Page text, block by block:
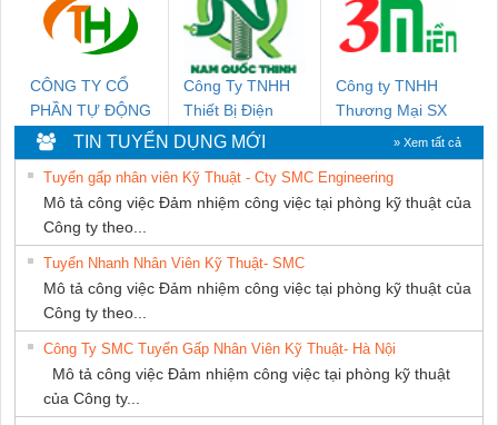
CÔNG TY CỔ
PHẦN TỰ ĐỘNG
TIẾN HƯNG
Công Ty TNHH
Thiết Bị Điện
Nam Quốc Thịnh
Công ty TNHH
Thương Mại SX
TIN TUYỂN DỤNG MỚI » Xem tất cả
Tuyển gấp nhân viên Kỹ Thuật - Cty SMC Engineering
Mô tả công việc Đảm nhiệm công việc tại phòng kỹ thuật của
Công ty theo...
Tuyển Nhanh Nhân Viên Kỹ Thuật- SMC
Mô tả công việc Đảm nhiệm công việc tại phòng kỹ thuật của
Công ty theo...
Công Ty SMC Tuyển Gấp Nhân Viên Kỹ Thuật- Hà Nội
Mô tả công việc Đảm nhiệm công việc tại phòng kỹ thuật
của Công ty...